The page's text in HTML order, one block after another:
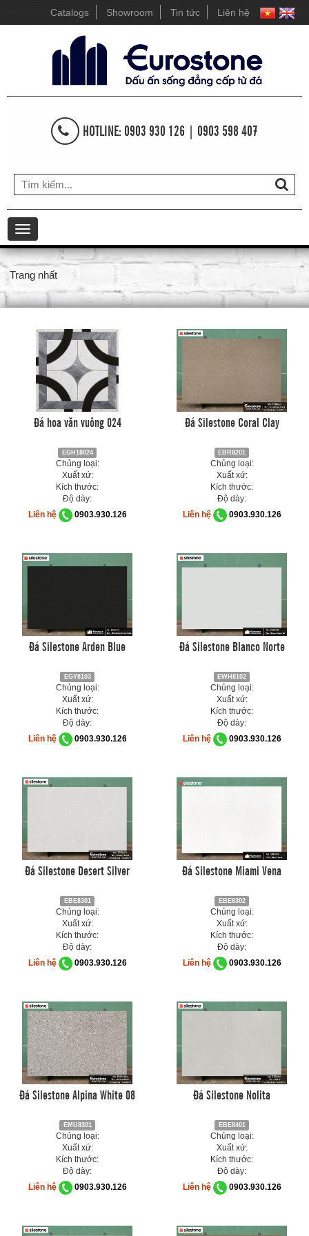
Catalogs Showroom Tin tức Liên hệ
HOTLINE: 0903 930 126 | 0903 598 407
Toggle
navigation
Trang nhất
Đá hoa văn vuông 024
EGH18024
Chủng loại:
Xuất xứ:
Kích thước:
Độ dày:
Liên hệ
0903.930.126
Đá Silestone Coral Clay
EBR8201
Chủng loại:
Xuất xứ:
Kích thước:
Độ dày:
Liên hệ
0903.930.126
Đá Silestone Arden Blue
EGY8103
Chủng loại:
Xuất xứ:
Kích thước:
Độ dày:
Liên hệ
0903.930.126
Đá Silestone Blanco Norte
EWH8102
Chủng loại:
Xuất xứ:
Kích thước:
Độ dày:
Liên hệ
0903.930.126
Đá Silestone Desert Silver
EBE8301
Chủng loại:
Xuất xứ:
Kích thước:
Độ dày:
Liên hệ
0903.930.126
Đá Silestone Miami Vena
EBE8302
Chủng loại:
Xuất xứ:
Kích thước:
Độ dày:
Liên hệ
0903.930.126
Đá Silestone Alpina White 08
EMU8301
Chủng loại:
Xuất xứ:
Kích thước:
Độ dày:
Liên hệ
0903.930.126
Đá Silestone Nolita
EBE8401
Chủng loại:
Xuất xứ:
Kích thước:
Độ dày:
Liên hệ
0903.930.126